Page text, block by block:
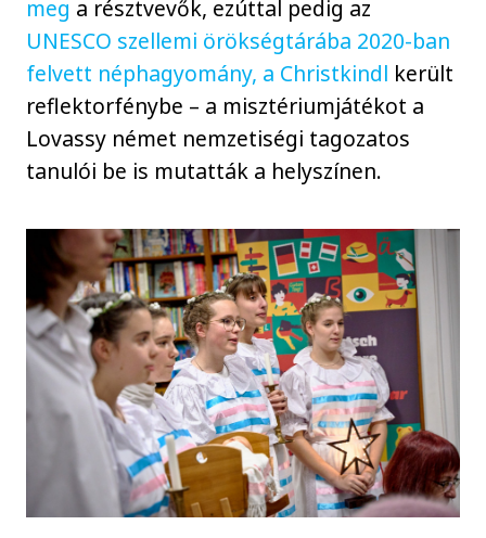
meg a résztvevők, ezúttal pedig az
UNESCO szellemi örökségtárába 2020-ban
felvett néphagyomány, a Christkindl került
reflektorfénybe – a misztériumjátékot a
Lovassy német nemzetiségi tagozatos
tanulói be is mutatták a helyszínen.